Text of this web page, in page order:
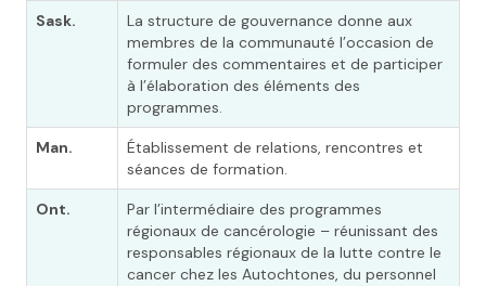
Sask.
La structure de gouvernance donne aux
membres de la communauté l’occasion de
formuler des commentaires et de participer
à l’élaboration des éléments des
programmes.
Man.
Établissement de relations, rencontres et
séances de formation.
Ont.
Par l’intermédiaire des programmes
régionaux de cancérologie – réunissant des
responsables régionaux de la lutte contre le
cancer chez les Autochtones, du personnel